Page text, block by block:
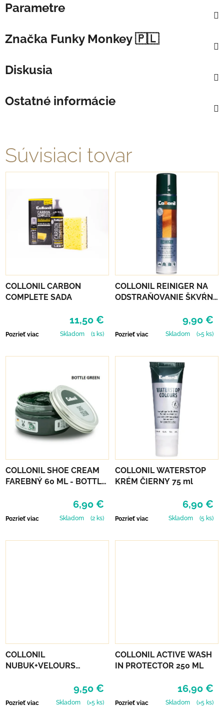
Parametre
Značka Funky Monkey 🇵🇱
Diskusia
Ostatné informácie
Súvisiaci tovar
COLLONIL CARBON
COMPLETE SADA
11,50 €
Pozrieť viac Skladom (1 ks)
COLLONIL REINIGER NA
ODSTRAŇOVANIE ŠKVŔN
9,90 €
Pozrieť viac Skladom (>5 ks)
COLLONIL SHOE CREAM
FAREBNÝ 60 ML - BOTTLE
6,90 €
Pozrieť viac Skladom (2 ks)
COLLONIL WATERSTOP
KRÉM ČIERNY 75 ml
6,90 €
Pozrieť viac Skladom (5 ks)
COLLONIL
NUBUK+VELOURS
9,50 €
Pozrieť viac Skladom (>5 ks)
COLLONIL ACTIVE WASH
IN PROTECTOR 250 ML
16,90 €
Pozrieť viac Skladom (>5 ks)